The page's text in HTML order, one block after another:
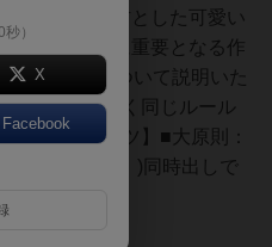
争奪戦を題材とした可愛い
略性が非常に重要となる作
【コツ】について説明いた
ゲーマでは全く同じルール
中です♪【コツ】■大原則：
利！(珍しい！)同時出しで
）
X
Facebook